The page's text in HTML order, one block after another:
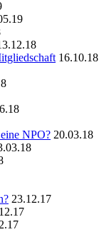
16.10.18
NPO? 20.03.18
23.12.17